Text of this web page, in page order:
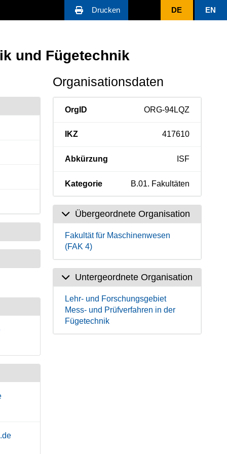
Drucken DE EN
und Fügetechnik
Organisationsdaten
OrgID ORG-94LQZ
IKZ 417610
Abkürzung ISF
Kategorie B.01. Fakultäten
Übergeordnete Organisation
Fakultät für Maschinenwesen
(FAK 4)
Untergeordnete Organisation
Lehr- und Forschungsgebiet
Mess- und Prüfverfahren in der
Fügetechnik